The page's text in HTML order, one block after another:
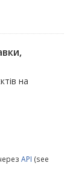
на
API (see